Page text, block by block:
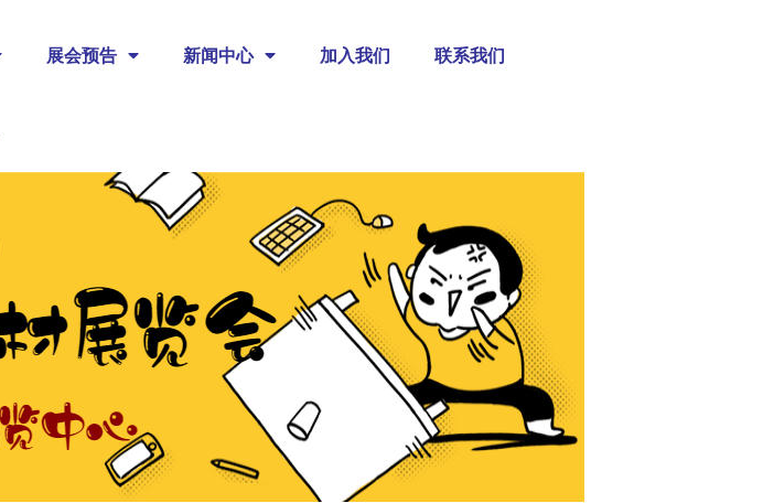
展会预告 新闻中心 加入我们 联系我们